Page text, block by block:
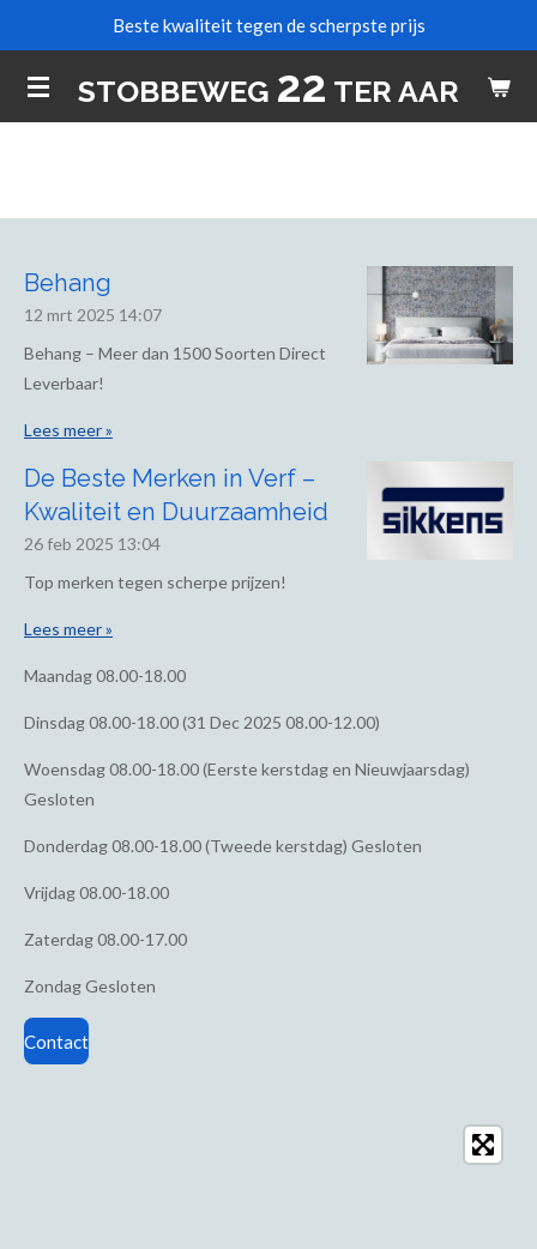
naar
de
STOBBEWEG 22 TER AAR
Beste kwaliteit tegen de scherpste prijs
Behang
12 mrt 2025 14:07
Behang – Meer dan 1500 Soorten Direct
Leverbaar!
Lees meer »
De Beste Merken in Verf –
Kwaliteit en Duurzaamheid
26 feb 2025 13:04
Top merken tegen scherpe prijzen!
Lees meer »
Maandag08.00-18.00
Dinsdag08.00-18.00 (31 Dec 2025 08.00-12.00)
Woensdag08.00-18.00 (Eerste kerstdag en Nieuwjaarsdag)
Gesloten
Donderdag08.00-18.00 (Tweede kerstdag) Gesloten
Vrijdag08.00-18.00
Zaterdag08.00-17.00
ZondagGesloten
Contact